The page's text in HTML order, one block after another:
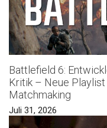
Battlefield 6:
Kritik – Neue
Matchmaking
Juli 31, 2026